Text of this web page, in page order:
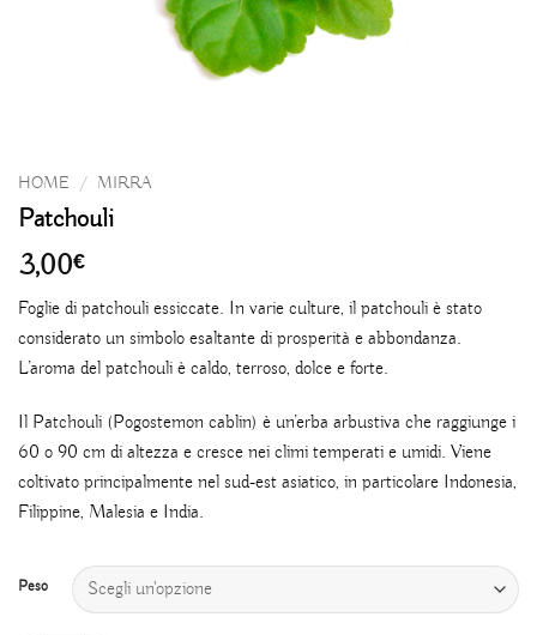
HOME / MIRRA
Patchouli
3,00€
Foglie di patchouli essiccate. In varie culture, il patchouli è stato
considerato un simbolo esaltante di prosperità e abbondanza.
L’aroma del patchouli è caldo, terroso, dolce e forte.
Il Patchouli (Pogostemon cablin) è un’erba arbustiva che raggiunge i
60 o 90 cm di altezza e cresce nei climi temperati e umidi. Viene
coltivato principalmente nel sud-est asiatico, in particolare Indonesia,
Filippine, Malesia e India.
Peso